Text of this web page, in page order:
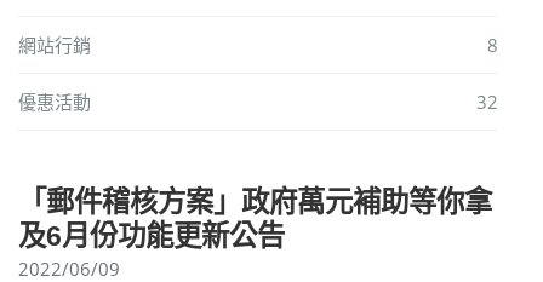
網站行銷 8
優惠活動 32
「郵件稽核方案」政府萬元補助等你拿
及6月份功能更新公告
2022/06/09